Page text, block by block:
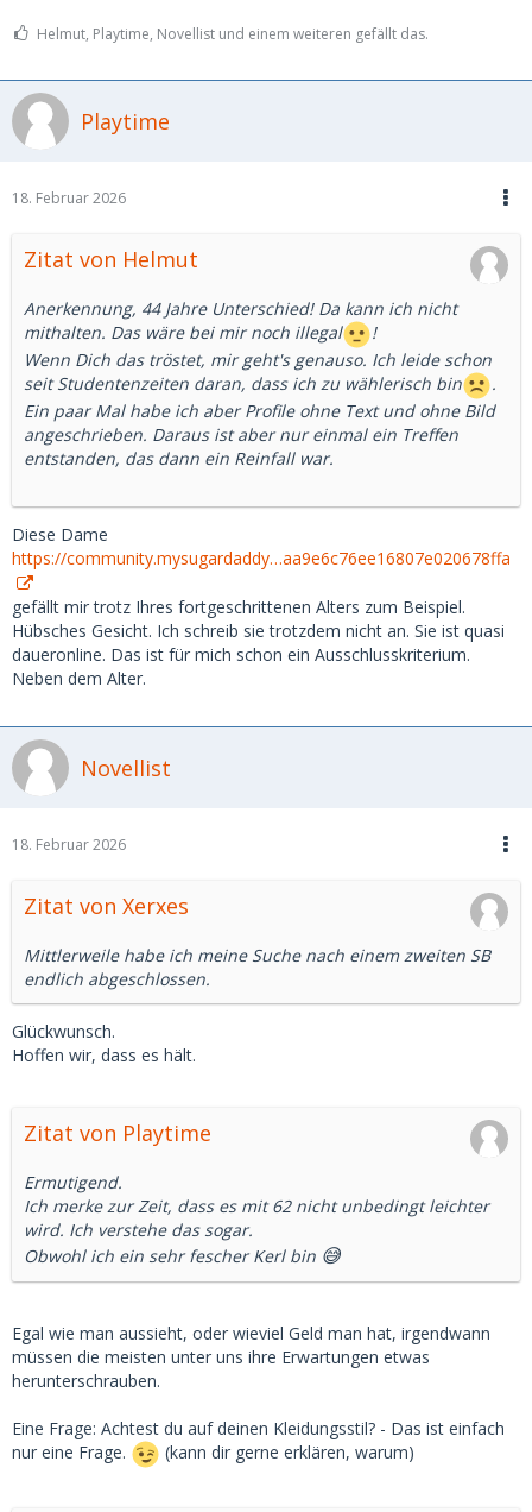
Helmut, Playtime, Novellist und einem weiteren gefällt das.
Playtime
18. Februar 2026
Zitat von Helmut
Anerkennung, 44 Jahre Unterschied! Da kann ich nicht
mithalten. Das wäre bei mir noch illegal
!
Wenn Dich das tröstet, mir geht's genauso. Ich leide schon
seit Studentenzeiten daran, dass ich zu wählerisch bin
.
Ein paar Mal habe ich aber Profile ohne Text und ohne Bild
angeschrieben. Daraus ist aber nur einmal ein Treffen
entstanden, das dann ein Reinfall war.
Diese Dame
https://community.mysugardaddy…aa9e6c76ee16807e020678ffa
gefällt mir trotz Ihres fortgeschrittenen Alters zum Beispiel.
Hübsches Gesicht. Ich schreib sie trotzdem nicht an. Sie ist quasi
daueronline. Das ist für mich schon ein Ausschlusskriterium.
Neben dem Alter.
Novellist
18. Februar 2026
Zitat von Xerxes
Mittlerweile habe ich meine Suche nach einem zweiten SB
endlich abgeschlossen.
Glückwunsch.
Hoffen wir, dass es hält.
Zitat von Playtime
Ermutigend.
Ich merke zur Zeit, dass es mit 62 nicht unbedingt leichter
wird. Ich verstehe das sogar.
Obwohl ich ein sehr fescher Kerl bin 😅
Egal wie man aussieht, oder wieviel Geld man hat, irgendwann
müssen die meisten unter uns ihre Erwartungen etwas
herunterschrauben.
Eine Frage: Achtest du auf deinen Kleidungsstil? - Das ist einfach
nur eine Frage.
(kann dir gerne erklären, warum)